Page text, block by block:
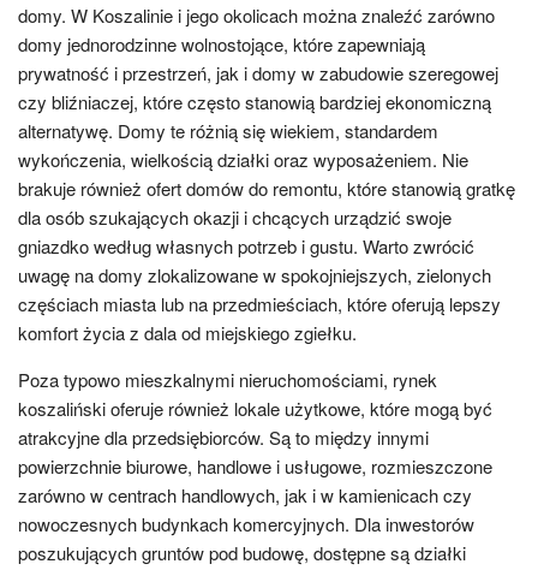
domy. W Koszalinie i jego okolicach można znaleźć zarówno
domy jednorodzinne wolnostojące, które zapewniają
prywatność i przestrzeń, jak i domy w zabudowie szeregowej
czy bliźniaczej, które często stanowią bardziej ekonomiczną
alternatywę. Domy te różnią się wiekiem, standardem
wykończenia, wielkością działki oraz wyposażeniem. Nie
brakuje również ofert domów do remontu, które stanowią gratkę
dla osób szukających okazji i chcących urządzić swoje
gniazdko według własnych potrzeb i gustu. Warto zwrócić
uwagę na domy zlokalizowane w spokojniejszych, zielonych
częściach miasta lub na przedmieściach, które oferują lepszy
komfort życia z dala od miejskiego zgiełku.
Poza typowo mieszkalnymi nieruchomościami, rynek
koszaliński oferuje również lokale użytkowe, które mogą być
atrakcyjne dla przedsiębiorców. Są to między innymi
powierzchnie biurowe, handlowe i usługowe, rozmieszczone
zarówno w centrach handlowych, jak i w kamienicach czy
nowoczesnych budynkach komercyjnych. Dla inwestorów
poszukujących gruntów pod budowę, dostępne są działki